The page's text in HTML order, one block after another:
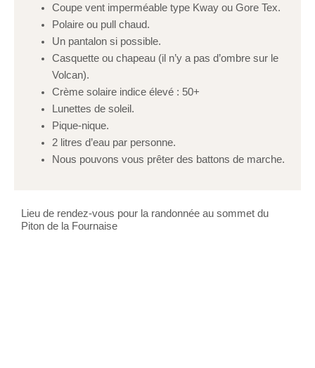
Coupe vent imperméable type Kway ou Gore Tex.
Polaire ou pull chaud.
Un pantalon si possible.
Casquette ou chapeau (il n’y a pas d’ombre sur le
Volcan).
Crème solaire indice élevé : 50+
Lunettes de soleil.
Pique-nique.
2 litres d’eau par personne.
Nous pouvons vous prêter des battons de marche.
Lieu de rendez-vous pour la randonnée au sommet du
Piton de la Fournaise